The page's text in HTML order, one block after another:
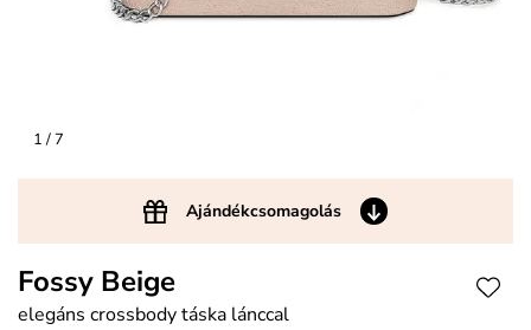
1/ 7
Ajándékcsomagolás
Fossy Beige
elegáns crossbody táska lánccal